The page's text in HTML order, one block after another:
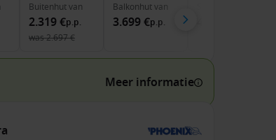
Buitenhutvan
2.319 €p.p.
was2.697 €
Balkonhutvan
3.699 €p.p.
Meer informatie